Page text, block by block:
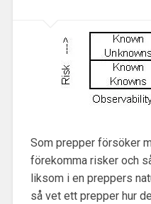
Som prepper försöker
förekomma risker och
liksom i en preppers
så vet ett prepper hur